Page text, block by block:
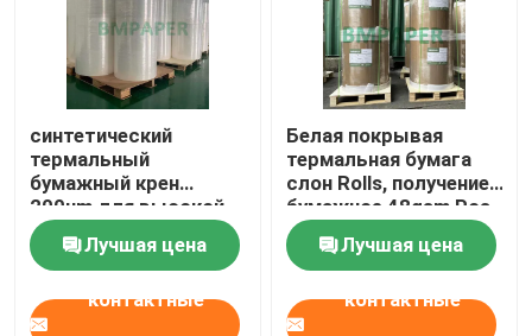
синтетический
термальный
бумажный крен
200um для высокой
температуры грузя
ярлыка устойчивой
Лучшая цена
контактные
Белая покрывая
термальная бумага
слон Rolls, получение
бумажное 48gsm Pos
- 70gsm
Лучшая цена
контактные